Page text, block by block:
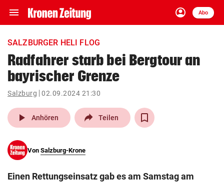
menu Navigation
ein-/ausklappen
account_circle
Anmelden
Abo
close Schließen
account_circle Anmelden
pin_drop
Wien arrow_right
search
eingeben
SALZBURGER HELI FLOG
Radfahrer starb bei Bergtour an
bayrischer Grenze
Salzburg 02.09.2024 21:30
play_arrow Anhören Teilen
Von Salzburg-Krone
Einen Rettungseinsatz gab es am Samstag am